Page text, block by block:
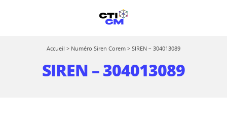
Accueil > Numéro Siren Corem > SIREN – 304013089
SIREN – 304013089